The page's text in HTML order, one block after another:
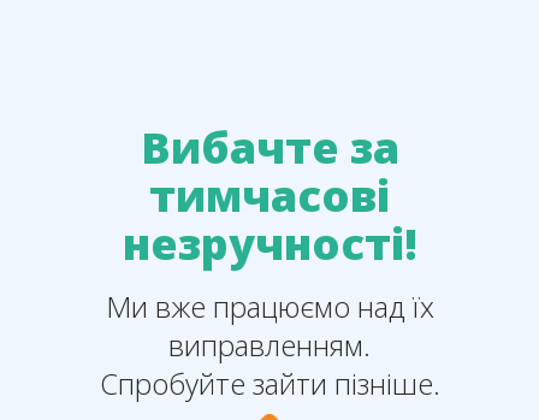
Вибачте за
тимчасові
незручності!
Ми вже працюємо над їх
виправленням.
Спробуйте зайти пізніше.